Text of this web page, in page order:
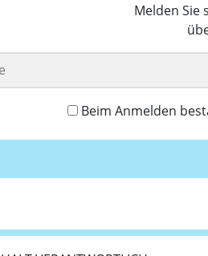
Melden Sie
Beim Anmelden